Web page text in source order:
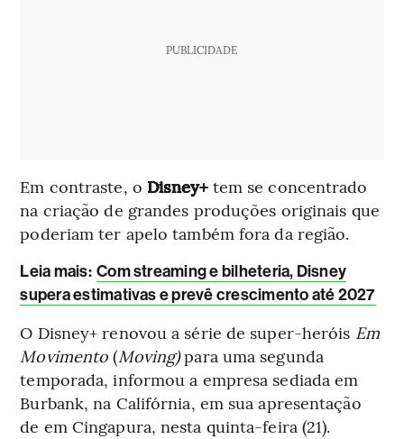
PUBLICIDADE
Em contraste, o Disney+tem se concentrado
na criação de grandes produções originais que
poderiam ter apelo também fora da região.
Leia mais: Com streaming e bilheteria, Disney
supera estimativas e prevê crescimento até 2027
O Disney+ renovou a série de super-heróis Em
Movimento (Moving)para uma segunda
temporada, informou a empresa sediada em
Burbank, na Califórnia, em sua apresentação
de em Cingapura, nesta quinta-feira (21).